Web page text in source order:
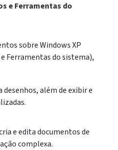
e Ferramentas do
sobre Windows XP
Ferramentas do sistema),
desenhos, além de exibir e
e edita documentos de
complexa.